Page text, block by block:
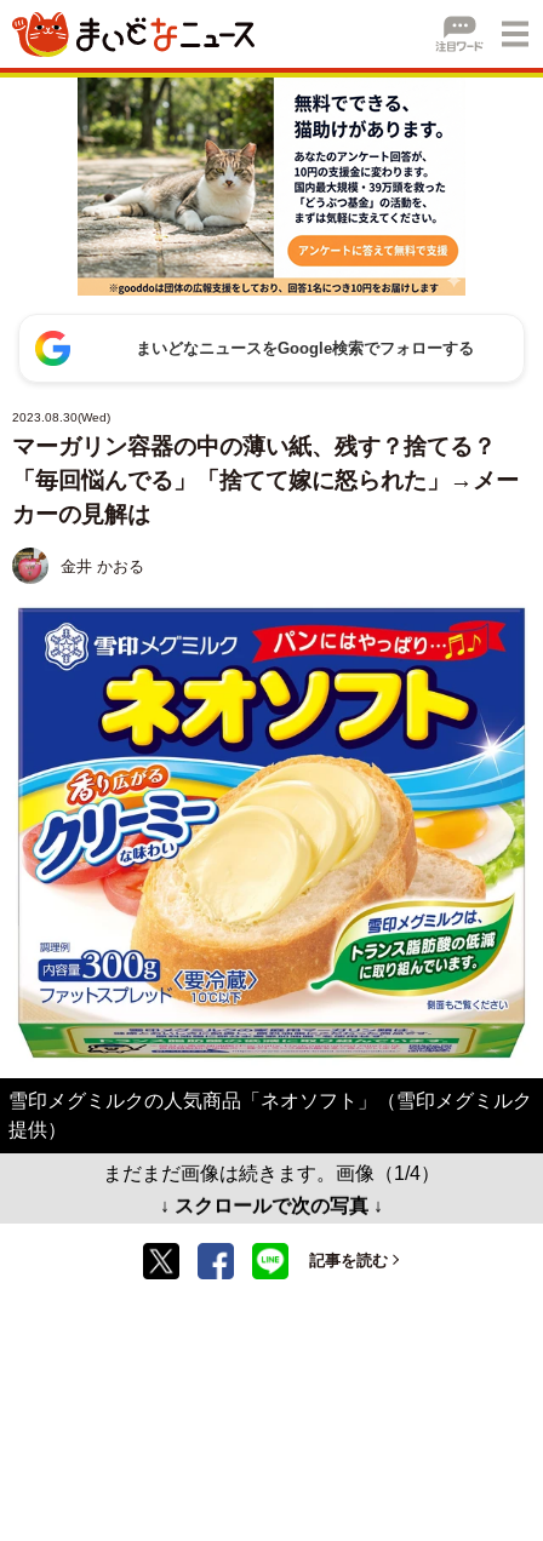
まいどなニュースをGoogle検索でフォローする
2023.08.30(Wed)
マーガリン容器の中の薄い紙、残す？捨てる？
「毎回悩んでる」「捨てて嫁に怒られた」→メー
カーの見解は
金井 かおる
雪印メグミルクの人気商品「ネオソフト」（雪印メグミルク
提供）
まだまだ画像は続きます。画像（1/4）
↓ スクロールで次の写真 ↓
記事を読む